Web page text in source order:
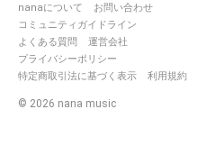
nanaについて
お問い合わせ
コミュニティガイドライン
よくある質問
運営会社
プライバシーポリシー
特定商取引法に基づく表示
利用規約
© 2026 nana music